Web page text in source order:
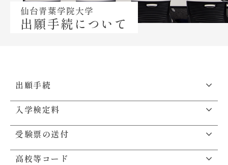
ンパス
アクセス
Topics
教員紹介
仙台青葉学院大学
出願手続について
出願手続
入学検定料
受験票の送付
高校等コード